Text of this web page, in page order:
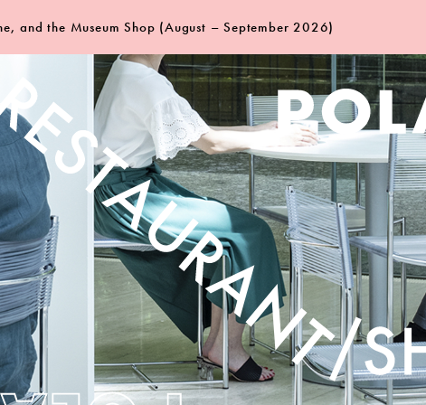
and the Museum Shop (August – September 2026)